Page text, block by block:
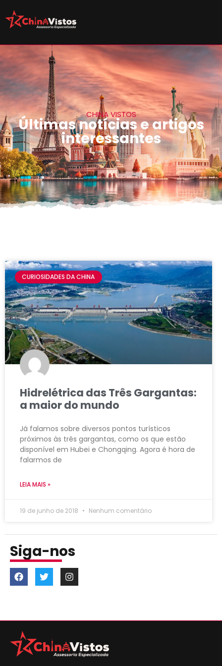
CHINA VISTOS
Últimas notícias e artigos
interessantes
CURIOSIDADES DA CHINA
Hidrelétrica das Três Gargantas:
a maior do mundo
Já falamos sobre diversos pontos turísticos
próximos às três gargantas, como os que estão
disponível em Hubei e Chongqing. Agora é hora de
falarmos de
LEIA MAIS »
19 de junho de 2018 Nenhum comentário
Siga-nos